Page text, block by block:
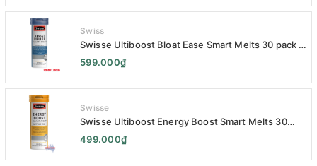
Swiss
Swisse Ultiboost Bloat Ease Smart Melts 30 pack -
Kẹo Ngậm Giảm Đầy Hơi Táo Bón Kèm Men Tiêu
Hóa - Swisse Bloat Relief Smart Melt 30 Viên
599.000₫
Swisse
Swisse Ultiboost Energy Boost Smart Melts 30
pack - Viên uống Tăng cường năng lượng tan chảy
thông minh 30 viên
499.000₫